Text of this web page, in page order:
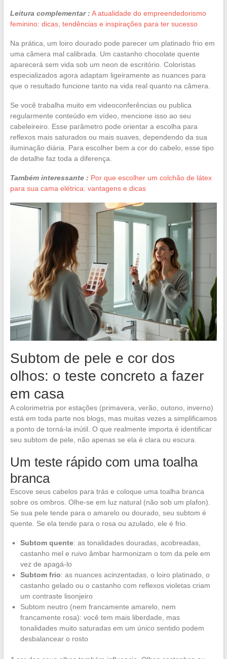
Leitura complementar : A atualidade do empreendedorismo
feminino: dicas, tendências e inspirações para ter sucesso
Na prática, um loiro dourado pode parecer um platinado frio em
uma câmera mal calibrada. Um castanho chocolate quente
aparecerá sem vida sob um neon de escritório. Coloristas
especializados agora adaptam ligeiramente as nuances para
que o resultado funcione tanto na vida real quanto na câmera.
Se você trabalha muito em videoconferências ou publica
regularmente conteúdo em vídeo, mencione isso ao seu
cabeleireiro. Esse parâmetro pode orientar a escolha para
reflexos mais saturados ou mais suaves, dependendo da sua
iluminação diária. Para escolher bem a cor do cabelo, esse tipo
de detalhe faz toda a diferença.
Também interessante : Por que escolher um colchão de látex
para sua cama elétrica: vantagens e dicas
Subtom de pele e cor dos
olhos: o teste concreto a fazer
em casa
A colorimetria por estações (primavera, verão, outono, inverno)
está em toda parte nos blogs, mas muitas vezes a simplificamos
a ponto de torná-la inútil. O que realmente importa é identificar
seu subtom de pele, não apenas se ela é clara ou escura.
Um teste rápido com uma toalha
branca
Escove seus cabelos para trás e coloque uma toalha branca
sobre os ombros. Olhe-se em luz natural (não sob um plafon).
Se sua pele tende para o amarelo ou dourado, seu subtom é
quente. Se ela tende para o rosa ou azulado, ele é frio.
Subtom quente: as tonalidades douradas, acobreadas,
castanho mel e ruivo âmbar harmonizam o tom da pele em
vez de apagá-lo
Subtom frio: as nuances acinzentadas, o loiro platinado, o
castanho gelado ou o castanho com reflexos violetas criam
um contraste lisonjeiro
Subtom neutro (nem francamente amarelo, nem
francamente rosa): você tem mais liberdade, mas
tonalidades muito saturadas em um único sentido podem
desbalancear o rosto